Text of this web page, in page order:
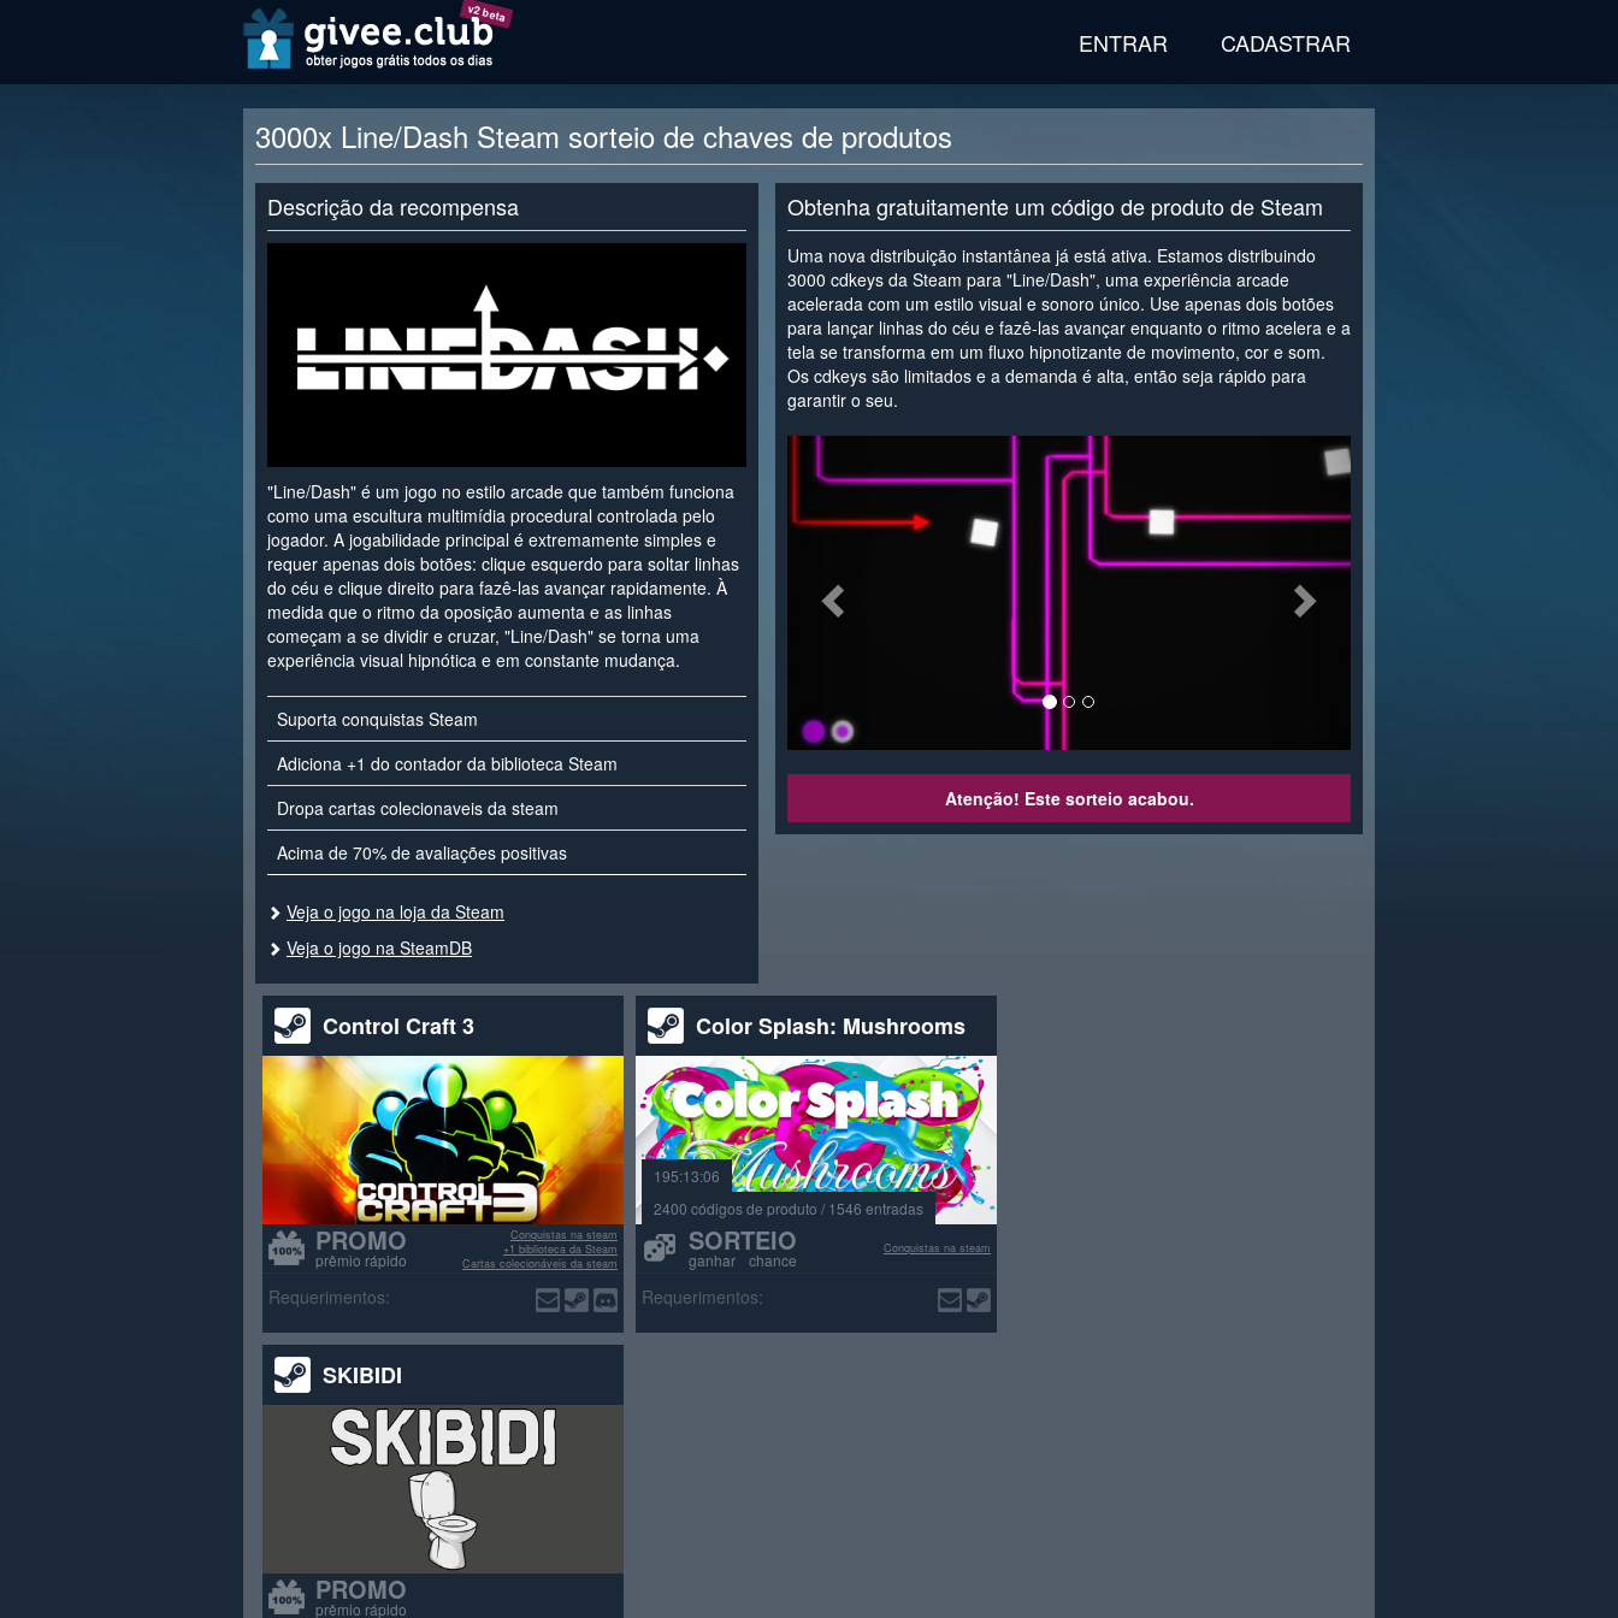
v2 beta
ENTRAR CADASTRAR
3000x Line/Dash Steam sorteio de chaves de produtos
Descrição da recompensa
"Line/Dash" é um jogo no estilo arcade que também funciona
como uma escultura multimídia procedural controlada pelo
jogador. A jogabilidade principal é extremamente simples e
requer apenas dois botões: clique esquerdo para soltar linhas
do céu e clique direito para fazê-las avançar rapidamente. À
medida que o ritmo da oposição aumenta e as linhas
começam a se dividir e cruzar, "Line/Dash" se torna uma
experiência visual hipnótica e em constante mudança.
Suporta conquistas Steam
Adiciona +1 do contador da biblioteca Steam
Dropa cartas colecionaveis da steam
Acima de 70% de avaliações positivas
Veja o jogo na loja da Steam
Veja o jogo na SteamDB
Obtenha gratuitamente um código de produto de Steam
Uma nova distribuição instantânea já está ativa. Estamos distribuindo
3000 cdkeys da Steam para "Line/Dash", uma experiência arcade
acelerada com um estilo visual e sonoro único. Use apenas dois botões
para lançar linhas do céu e fazê-las avançar enquanto o ritmo acelera e a
tela se transforma em um fluxo hipnotizante de movimento, cor e som.
Os cdkeys são limitados e a demanda é alta, então seja rápido para
garantir o seu.
Atenção! Este sorteio acabou.
Control Craft 3
PROMO
prêmio rápido
Conquistas na steam
+1 biblioteca da Steam
Cartas colecionáveis da steam
Requerimentos:
Color Splash: Mushrooms
195:13:06
2400 códigos de produto / 1546 entradas
SORTEIO
ganhar chance
Conquistas na steam
Requerimentos:
SKIBIDI
PROMO
prêmio rápido